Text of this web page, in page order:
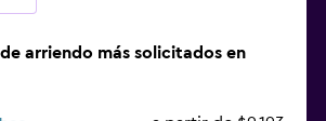
arriendo más solicitados en